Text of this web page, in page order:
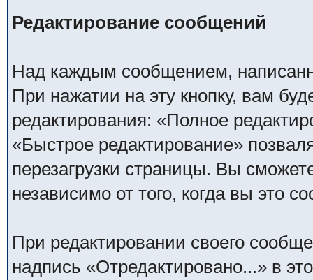
Редактирование сообщений
Над каждым сообщением,
При нажатии на эту кнопку, вам
редактирования: «Полное
«Быстрое редактирование»
перезагрузки страницы. Вы
независимо от того, когда вы это
При редактировании своего
надпись «Отредактировано...» в